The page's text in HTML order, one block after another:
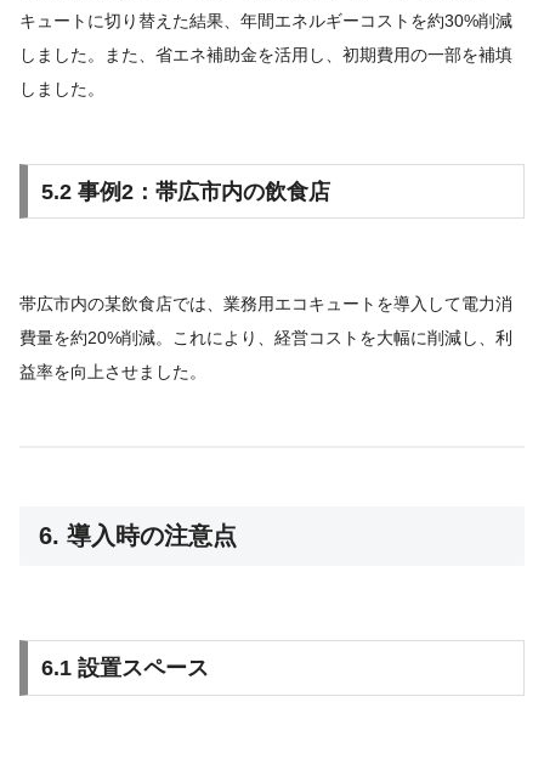
キュートに切り替えた結果、年間エネルギーコストを約30%削減
しました。また、省エネ補助金を活用し、初期費用の一部を補填
しました。
5.2 事例2：帯広市内の飲食店
帯広市内の某飲食店では、業務用エコキュートを導入して電力消
費量を約20%削減。これにより、経営コストを大幅に削減し、利
益率を向上させました。
6. 導入時の注意点
6.1 設置スペース